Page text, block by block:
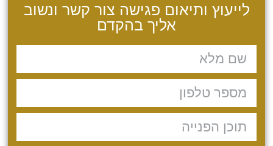
לייעוץ ותיאום פגישה צור קשר ונשוב
אליך בהקדם